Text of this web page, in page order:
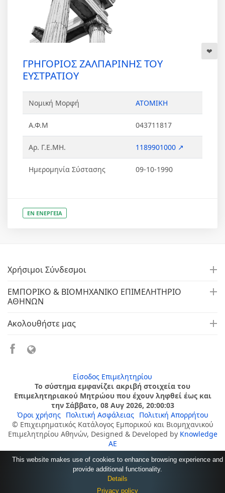
ΓΡΗΓΟΡΙΟΣ ΖΑΛΠΑΡΙΝΗΣ ΤΟΥ
ΕΥΣΤΡΑΤΙΟΥ
Νομική Μορφή ΑΤΟΜΙΚΗ
Α.Φ.Μ 043711817
Αρ. Γ.Ε.ΜΗ. 1189901000 ↗
Ημερομηνία Σύστασης 09-10-1990
ΕΝ ΕΝΕΡΓΕΙΑ
Χρήσιμοι Σύνδεσμοι
ΕΜΠΟΡΙΚΟ & ΒΙΟΜΗΧΑΝΙΚΟ ΕΠΙΜΕΛΗΤΗΡΙΟ
ΑΘΗΝΩΝ
Ακολουθήστε μας
Είσοδος Επιμελητηρίου
Το σύστημα εμφανίζει ακριβή στοιχεία του
Επιμελητηριακού Μητρώου που έχουν ληφθεί έως και
την Σάββατο, 08 Αυγ 2026, 20:00:03
Όροι χρήσης
Πολιτική Ασφάλειας
Πολιτική Απορρήτου
© Επιχειρηματικός Κατάλογος Εμπορικού και Βιομηχανικού
Επιμελητηρίου Αθηνών, Designed & Developed by Knowledge
AE
This website makes use of cookies to enhance browsing experience and
provide additional functionality.
Details
Privacy policy